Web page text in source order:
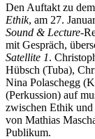
Den Auftakt zu dem
Ethik, am 27.
Sound & Lecture-
mit Gespräch,
Satellite 1.
Hübsch (Tuba),
Nina Polaschegg
(Perkussion) auf
zwischen Ethik
von Mathias
Publikum.